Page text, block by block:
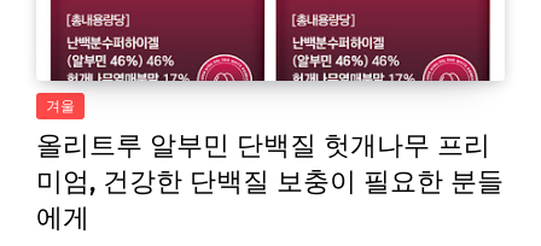
겨울
올리트루 알부민 단백질 헛개나무 프리
미엄, 건강한 단백질 보충이 필요한 분들
에게